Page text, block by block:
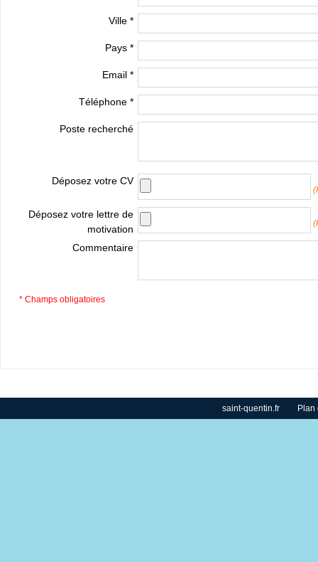
Ville *
Pays *
Email *
Téléphone *
Poste recherché
Déposez votre CV
Déposez votre lettre de
motivation
Commentaire
* Champs obligatoires
saint-quentin.fr Plan